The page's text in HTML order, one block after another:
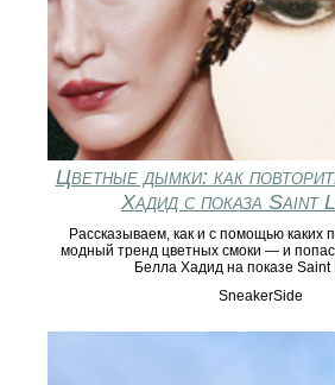
Цветные дымки: как
Хадид с показа Saint
Рассказываем, как и с помощью каких
модный тренд цветных смоки — и
Белла Хадид на показе Saint
SneakerSide